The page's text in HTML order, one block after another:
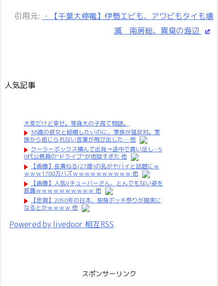
引用元: ・【千葉大停電】伊勢エビも、アワビもタイも壊
滅 南房総、異臭の海辺
人気記事
大変だけど幸せ。等身大の子育て物語。
36歳の彼女と結婚したいのに、家族が猛反対。家
族から信じられない言葉が飛び出した… 他
クーラーボックス積んで出発→途中で買い足し…5
0代公務員の“ドライブ”が地獄すぎた 他
【画像】長濱ねる(27歳)の乳がヤバイと話題にｗ
ｗｗｗ1700万バズｗｗｗｗｗｗｗｗｗｗ 他
【画像】人気Vチューバーさん、とんでもない姿を
披露ｗｗｗｗｗｗｗｗｗｗ 他
【悲報】2050年の日本、独身ボッチ祭りが現実に
なるとかｗｗｗｗ 他
Powered by livedoor 相互RSS
スポンサーリンク